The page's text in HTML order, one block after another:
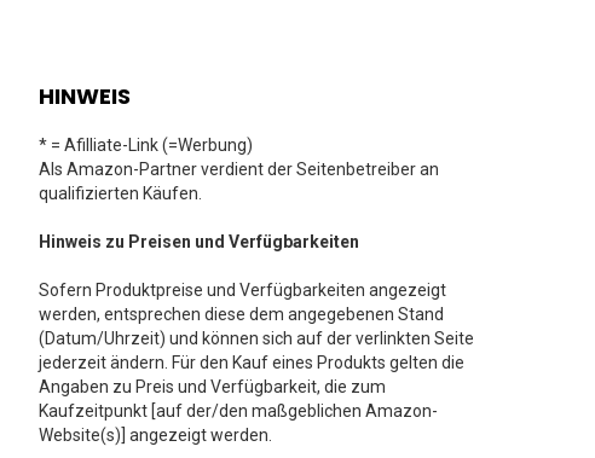
HINWEIS
* = Afilliate-Link (=Werbung)
Als Amazon-Partner verdient der Seitenbetreiber an
qualifizierten Käufen.
Hinweis zu Preisen und Verfügbarkeiten
Sofern Produktpreise und Verfügbarkeiten angezeigt
werden, entsprechen diese dem angegebenen Stand
(Datum/Uhrzeit) und können sich auf der verlinkten Seite
jederzeit ändern. Für den Kauf eines Produkts gelten die
Angaben zu Preis und Verfügbarkeit, die zum
Kaufzeitpunkt [auf der/den maßgeblichen Amazon-
Website(s)] angezeigt werden.